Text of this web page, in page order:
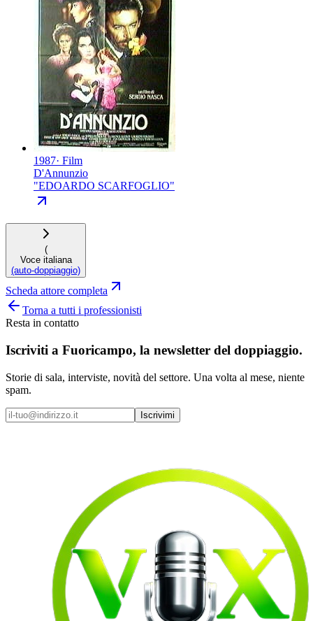
1987· Film
D'Annunzio
"EDOARDO SCARFOGLIO"
(
Voce italiana
(auto-doppiaggio)
Scheda attore completa
Torna a tutti i professionisti
Resta in contatto
Iscriviti a Fuoricampo, la newsletter del doppiaggio.
Storie di sala, interviste, novità del settore. Una volta al mese, niente
spam.
Iscrivimi